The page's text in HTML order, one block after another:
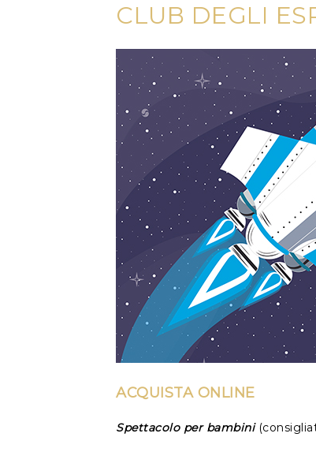
CLUB DEGLI
ACQUISTA ONLINE
Spettacolo per bambini